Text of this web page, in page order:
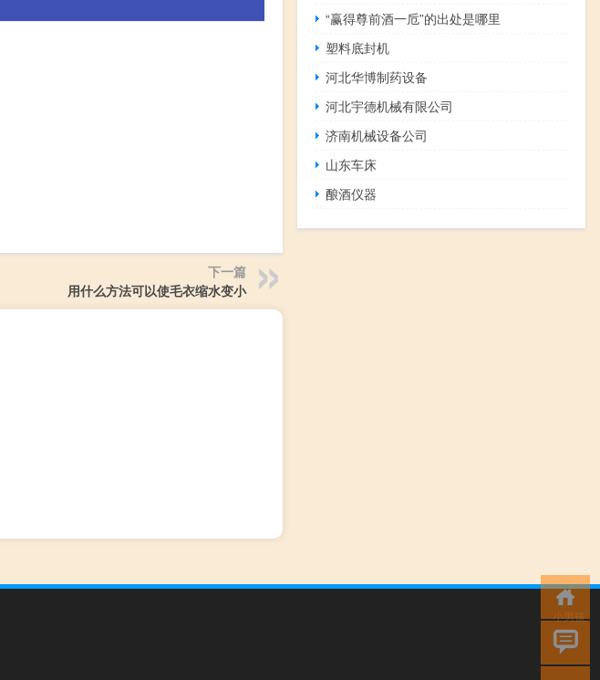
下一篇
用什么方法可以使毛衣缩水变小
“赢得尊前酒一卮”的出处是哪里
塑料底封机
河北华博制药设备
河北宇德机械有限公司
济南机械设备公司
山东车床
酿酒仪器
小男孩